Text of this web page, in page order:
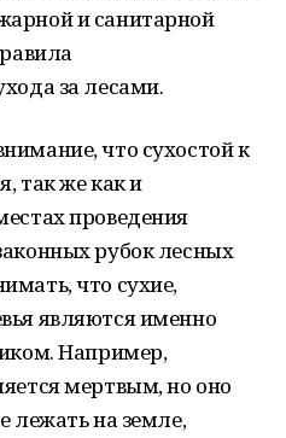
и санитарной
за лесами.
что сухостой к
так же как и
проведения
рубок лесных
что сухие,
являются именно
Например,
мертвым, но оно
лежать на земле,